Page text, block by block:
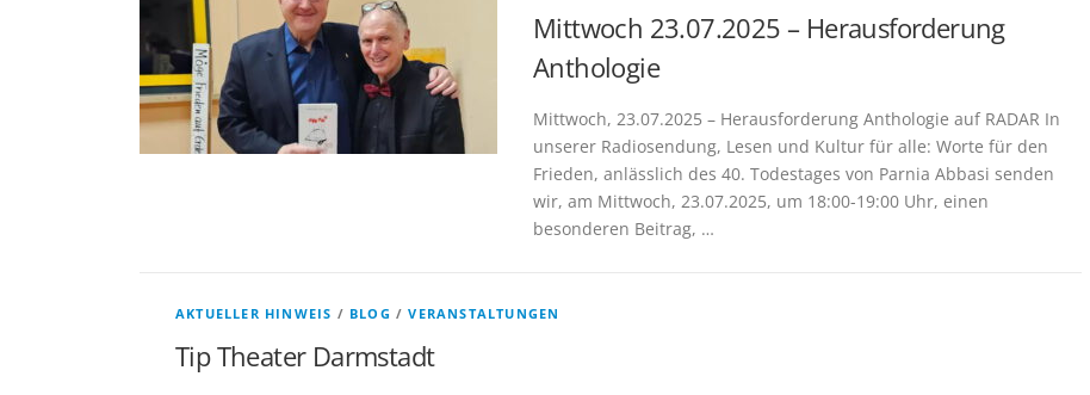
Mittwoch 23.07.2025 – Herausforderung
Anthologie
Mittwoch, 23.07.2025 – Herausforderung Anthologie auf RADAR In
unserer Radiosendung, Lesen und Kultur für alle: Worte für den
Frieden, anlässlich des 40. Todestages von Parnia Abbasi senden
wir, am Mittwoch, 23.07.2025, um 18:00-19:00 Uhr, einen
besonderen Beitrag, …
AKTUELLER HINWEIS / BLOG /VERANSTALTUNGEN
Tip Theater Darmstadt